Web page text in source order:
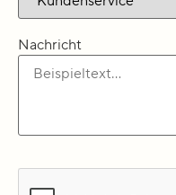
Nachricht